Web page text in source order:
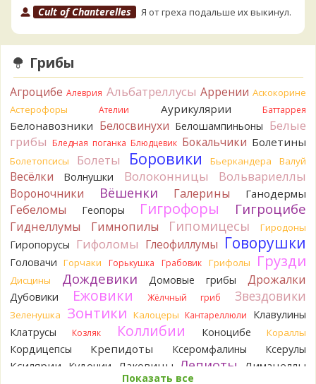
Cult of Chanterelles
Я от греха подальше их выкинул.
Tatiana_A
Говорушек в этой цветовой гамме - хоть
пруд пруди, и далеко не все описаны на этом сайте. И
большинство из них как минимум несъедобны. Ворончатая
должна слабо пахнуть миндалём. Из похожих есть, скажем,
Желобчатая и Бледноокрашенная. Росли не не древесине,
так? Из земли или из подстилки
Мария Хорошо. При срезании синеет.
Tatiana_A Посмотрите Пилолистнички: lentinellus/
9 часов назад
BorisM
Мария, нереально точно определить вид
гриба по таким фото. А в лотерею играть здесь никто не
13 часов назад
BorisM
Лес может быть и еловый, но хвоя на земле -
сосновая.
17 часов назад
Кирилл Спасибо!
17 часов назад
Грибы
Агроцибе Алеврия Альбатреллусы Аррении Аскокорине
Астерофоры
Ателии Аурикулярии Баттаррея
Белонавозники Белосвинухи Белошампиньоны Белые
грибы Бледная поганка Блюдцевик Бокальчики Болетины
Болетопсисы Болеты Боровики Бьеркандера Валуй
Весёлки Волнушки Волоконницы Вольвариеллы
Вороночники Вёшенки Галерины Ганодермы
Гебеломы Геопоры Гигрофоры Гигроцибе
Гиднеллумы Гимнопилы Гипомицесы Гиродоны
Гиропорусы Гифоломы Глеофиллумы Говорушки
Головачи Горчаки Горькушка Грабовик Грифолы Грузди
Дисцины Дождевики Домовые грибы Дрожалки
Дубовики Ежовики Жёлчный гриб Звездовики
Зеленушка Зонтики Калоцеры Кантареллюли
Клавулины
Клатрусы
Козляк Коллибии Коноцибе Кораллы
Кордицепсы Крепидоты Ксеромфалины Ксерулы
Ксилярии Кудонии Лаковицы Лепиоты Лимацеллы
Показать все